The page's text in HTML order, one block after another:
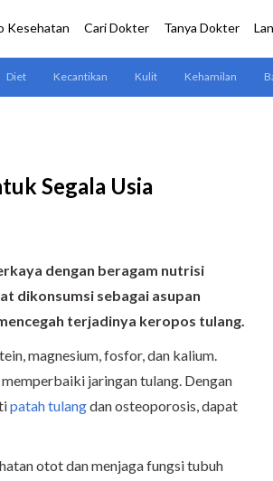
Segala Usia
dengan beragam nutrisi
dikonsumsi sebagai asupan
terjadinya keropos tulang.
magnesium, fosfor, dan kalium.
jaringan tulang. Dengan
patah tulangdan osteoporosis, dapat
otot dan menjaga fungsi tubuh